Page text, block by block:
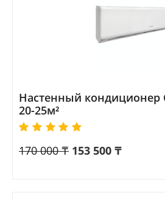
Настенный кондиционер
20-25м²
170 000 ₸ 153 500 ₸